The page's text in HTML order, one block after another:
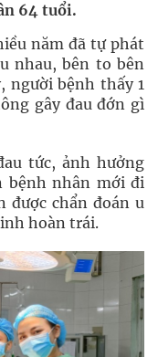
64 tuổi.
năm đã tự phát
nhau, bên to bên
người bệnh thấy 1
gây đau đớn gì
tức, ảnh hưởng
bệnh nhân mới đi
được chẩn đoán u
hoàn trái.